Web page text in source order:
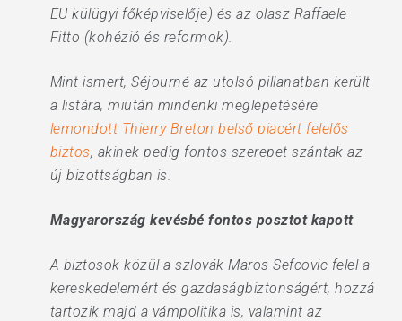
EU külügyi főképviselője) és az olasz Raffaele
Fitto (kohézió és reformok).
Mint ismert, Séjourné az utolsó pillanatban került
a listára, miután mindenki meglepetésére
lemondott Thierry Breton belső piacért felelős
biztos, akinek pedig fontos szerepet szántak az
új bizottságban is.
Magyarország kevésbé fontos posztot kapott
A biztosok közül a szlovák Maros Sefcovic felel a
kereskedelemért és gazdaságbiztonságért, hozzá
tartozik majd a vámpolitika is, valamint az